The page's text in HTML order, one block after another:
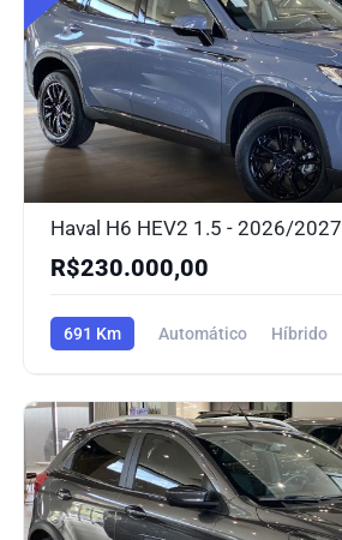
Haval H6 HEV2 1.5 - 2026/2027
R$230.000,00
691 Km Automático Híbrido